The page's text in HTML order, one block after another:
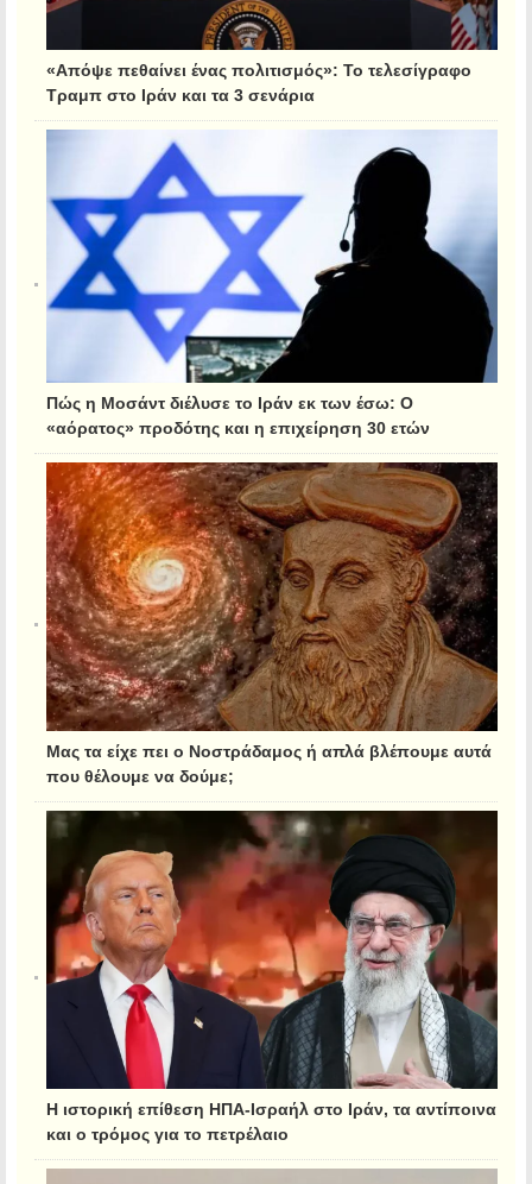
«Απόψε πεθαίνει ένας πολιτισμός»: Το τελεσίγραφο
Τραμπ στο Ιράν και τα 3 σενάρια
Πώς η Μοσάντ διέλυσε το Ιράν εκ των έσω: Ο
«αόρατος» προδότης και η επιχείρηση 30 ετών
Μας τα είχε πει ο Νοστράδαμος ή απλά βλέπουμε αυτά
που θέλουμε να δούμε;
Η ιστορική επίθεση ΗΠΑ-Ισραήλ στο Ιράν, τα αντίποινα
και ο τρόμος για το πετρέλαιο